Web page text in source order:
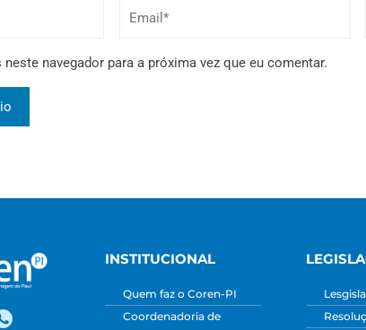
navegador para a próxima vez que eu comentar.
INSTITUCIONAL
Quem faz o Coren-PI
Coordenadoria de